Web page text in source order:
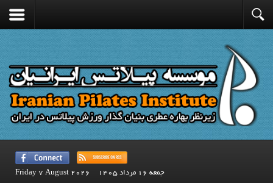
جمعه 16 مرداد 1405 Friday 7 August 2026